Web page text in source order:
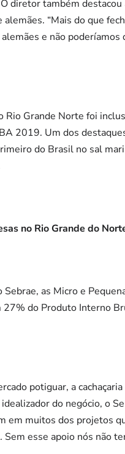
diretor também
“Mais do que
e não
Rio Grande Norte foi
2019. Um dos
do Brasil no sal
no Rio Grande do
Sebrae, as Micro e
27% do Produto Interno
potiguar, a
do negócio, o
em muitos dos projetos
esse apoio nós não